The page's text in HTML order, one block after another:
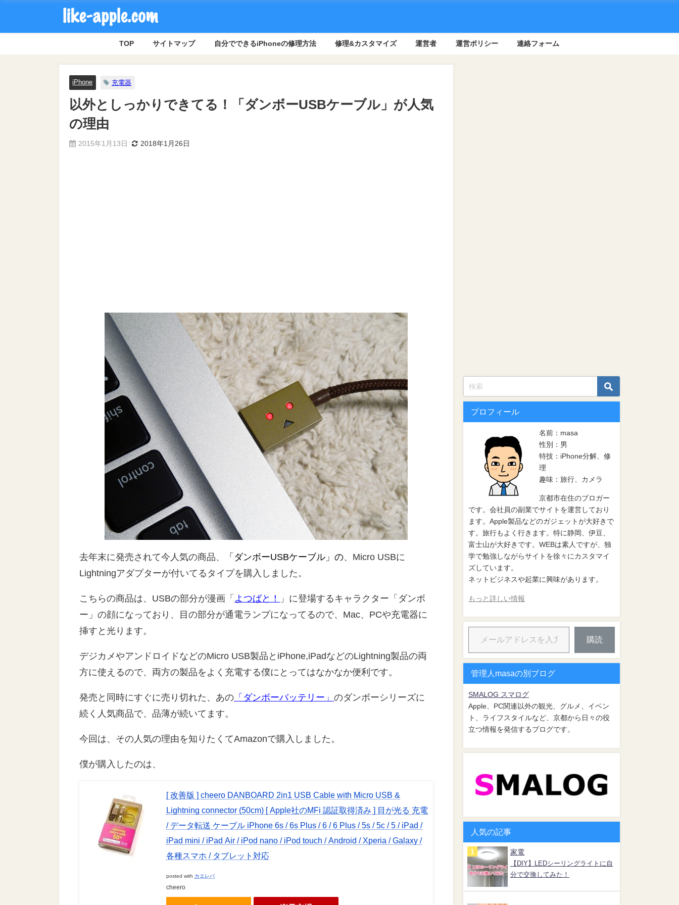
TOP サイトマップ 自分でできるiPhoneの修理方法 修理&カスタマイズ 運営者 運営ポリシー 連絡フォーム
iPhone 充電器
以外としっかりできてる！「ダンボーUSBケーブル」が人気
の理由
2015年1月13日 2018年1月26日
去年末に発売されて今人気の商品、 「ダンボーUSBケーブル」の、Micro USBに
Lightningアダプターが付いてるタイプを購入しました。
こちらの商品は、USBの部分が漫画「 よつばと！
」に登場するキャラクター「ダンボ
ー」の顔になっており、目の部分が通電ランプになってるので、Mac、PCや充電器に
挿すと光ります。
デジカメやアンドロイドなどのMicro USB製品とiPhone,iPadなどのLightning製品の両
方に使えるので、両方の製品をよく充電する僕にとってはなかなか便利です。
発売と同時にすぐに売り切れた、あの 「ダンボーバッテリー」 のダンボーシリーズに
続く人気商品で、品薄が続いてます。
今回は、その人気の理由を知りたくてAmazonで購入しました。
僕が購入したのは、
[ 改善版 ] cheero DANBOARD 2in1 USB Cable with Micro USB &
Lightning connector (50cm) [ Apple社のMFi 認証取得済み ] 目が光る 充電
/ データ転送 ケーブル iPhone 6s / 6s Plus / 6 / 6 Plus / 5s / 5c / 5 / iPad /
iPad mini / iPad Air / iPod nano / iPod touch / Android / Xperia / Galaxy /
各種スマホ / タブレット対応
posted with カエレバ
cheero
プロフィール
名前：masa
性別：男
特技：iPhone分解、修
理
趣味：旅行、カメラ
京都市在住のブロガー
です。会社員の副業でサイトを運営しており
ます。Apple製品などのガジェットが大好きで
す。旅行もよく行きます。特に静岡、伊豆、
富士山が大好きです。WEBは素人ですが、独
学で勉強しながらサイトを徐々にカスタマイ
ズしています。
ネットビジネスや起業に興味があります。
もっと詳しい情報
購読
管理人masaの別ブログ
SMALOG スマログ
Apple、PC関連以外の観光、グルメ、イベン
ト、ライフスタイルなど、京都から日々の役
立つ情報を発信するブログです。
人気の記事
家電
【DIY】LEDシーリングライトに自
分で交換してみた！